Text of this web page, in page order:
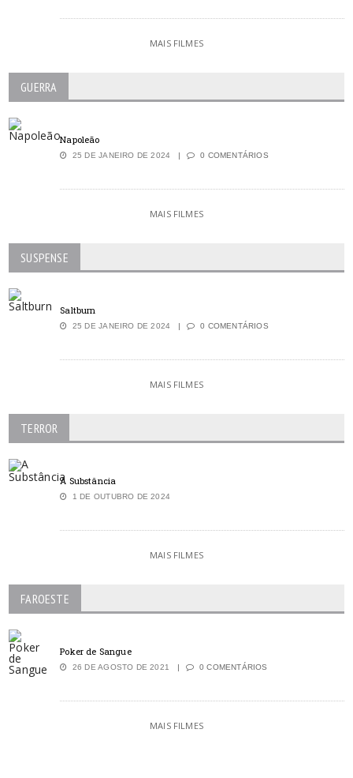
MAIS FILMES
GUERRA
Napoleão
25 DE JANEIRO DE 2024 0 COMENTÁRIOS
MAIS FILMES
SUSPENSE
Saltburn
25 DE JANEIRO DE 2024 0 COMENTÁRIOS
MAIS FILMES
TERROR
A Substância
1 DE OUTUBRO DE 2024
MAIS FILMES
FAROESTE
Poker de Sangue
26 DE AGOSTO DE 2021 0 COMENTÁRIOS
MAIS FILMES